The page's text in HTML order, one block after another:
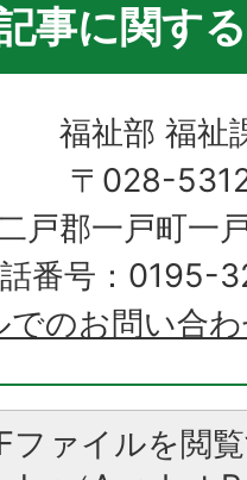
事に関す
福祉部 福祉
〒028-
戸郡一戸町一
番号：0195-
でのお問い合
ファイルを閲